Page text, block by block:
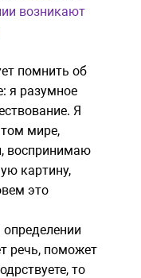
возникают
помнить об
я разумное
Я
мире,
воспринимаю
картину,
это
речь, поможет
то